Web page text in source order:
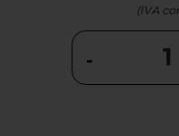
(IVA
-